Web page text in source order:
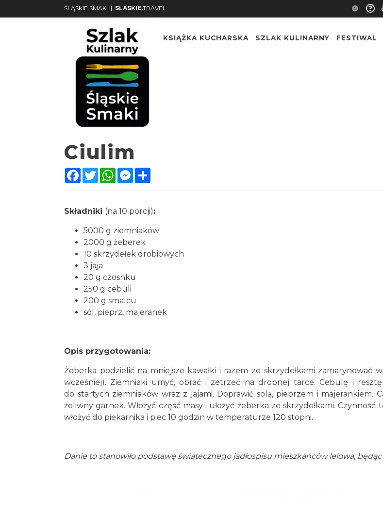
ŚLĄSKIE SMAKI | SLASKIE.TRAVEL
KSIĄŻKA KUCHARSKA SZLAK KULINARNY FESTIWAL
Ciulim
Facebook
TwitterWhatsAppMessenger
Składniki (na 10 porcji):
5000 g ziemniaków
2000 g żeberek
10 skrzydełek drobiowych
3 jaja
20 g czosnku
250 g cebuli
200 g smalcu
sól, pieprz, majeranek
Opis przygotowania:
Żeberka podzielić na mniejsze kawałki i razem ze skrzydełkami zamarynować
wcześniej). Ziemniaki umyć, obrać i zetrzeć na drobnej tarce. Cebulę i
do startych ziemniaków wraz z jajami. Doprawić solą, pieprzem i majerankiem.
żeliwny garnek. Włożyć część masy i ułożyć żeberka ze skrzydełkami.
włożyć do piekarnika i piec 10 godzin w temperaturze 120 stopni.
Danie to stanowiło podstawę świątecznego jadłospisu mieszkańców lelowa,